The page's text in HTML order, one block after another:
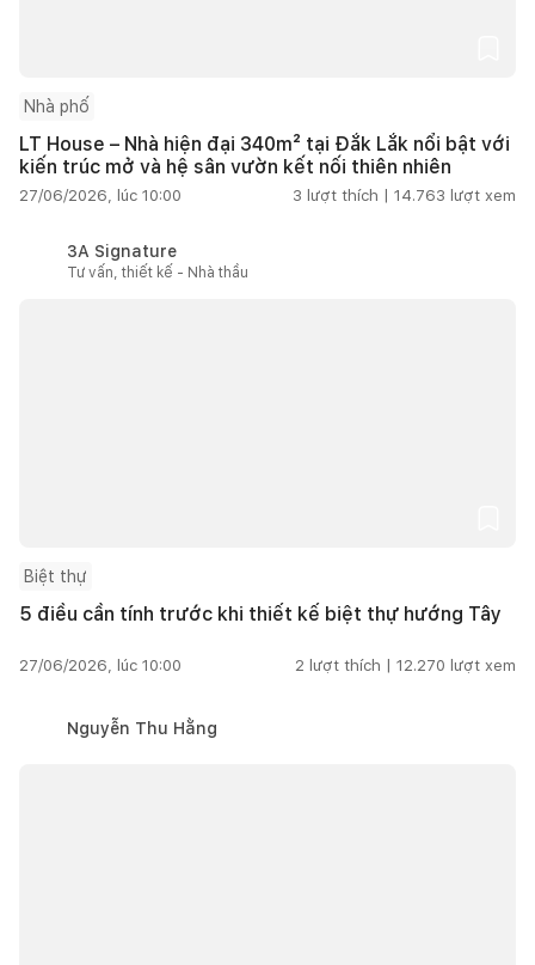
Nhà phố
LT House – Nhà hiện đại 340m² tại Đắk Lắk nổi bật với
kiến trúc mở và hệ sân vườn kết nối thiên nhiên
27/06/2026, lúc 10:00 3 lượt thích | 14.763 lượt xem
3A Signature
Tư vấn, thiết kế - Nhà thầu
Biệt thự
5 điều cần tính trước khi thiết kế biệt thự hướng Tây
27/06/2026, lúc 10:00 2 lượt thích | 12.270 lượt xem
Nguyễn Thu Hằng